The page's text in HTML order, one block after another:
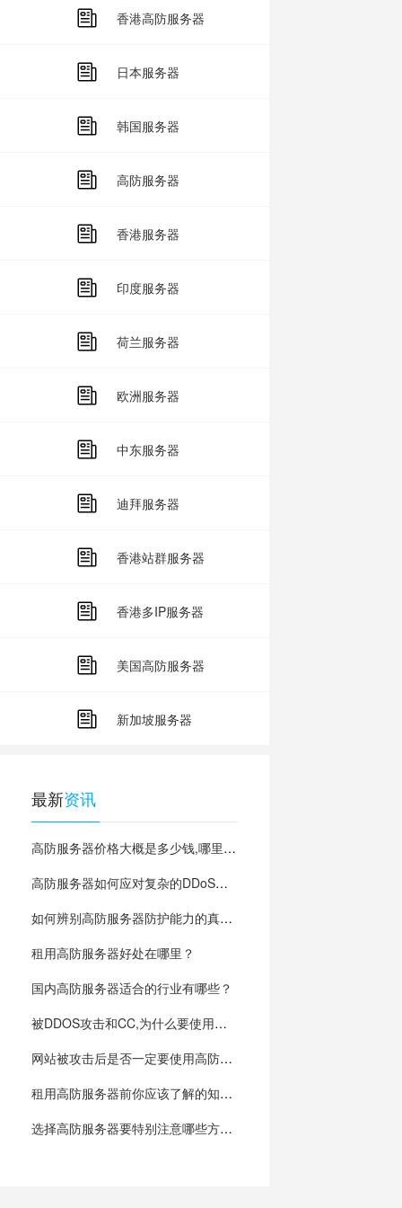
香港高防服务器
日本服务器
韩国服务器
高防服务器
香港服务器
印度服务器
荷兰服务器
欧洲服务器
中东服务器
迪拜服务器
香港站群服务器
香港多IP服务器
美国高防服务器
新加坡服务器
最新资讯
高防服务器价格大概是多少钱,哪里有？
高防服务器如何应对复杂的DDoS攻击？
如何辨别高防服务器防护能力的真假?
租用高防服务器好处在哪里？
国内高防服务器适合的行业有哪些？
被DDOS攻击和CC,为什么要使用高防服务器？
网站被攻击后是否一定要使用高防服务器？
租用高防服务器前你应该了解的知识,让你少踩坑
选择高防服务器要特别注意哪些方面?